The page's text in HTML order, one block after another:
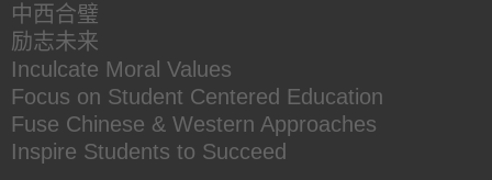
中西合璧
励志未来
Inculcate Moral Values
Focus on Student Centered Education
Fuse Chinese & Western Approaches
Inspire Students to Succeed